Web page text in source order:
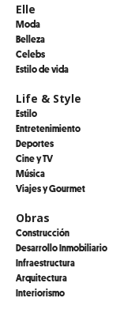
Elle
Moda
Belleza
Celebs
Estilo de vida
Life & Style
Estilo
Entretenimiento
Deportes
Cine y TV
Música
Viajes y Gourmet
Obras
Construcción
Desarrollo Inmobiliario
Infraestructura
Arquitectura
Interiorismo